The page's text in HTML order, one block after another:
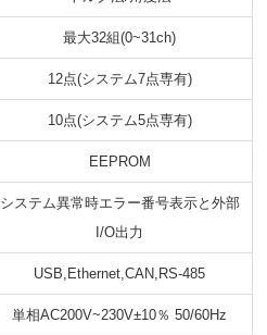
最大32組(0~31ch)
12点(システム7点専有)
10点(システム5点専有)
EEPROM
システム異常時エラー番号表示と外部
I/O出力
USB,Ethernet,CAN,RS-485
単相AC200V~230V±10％ 50/60Hz